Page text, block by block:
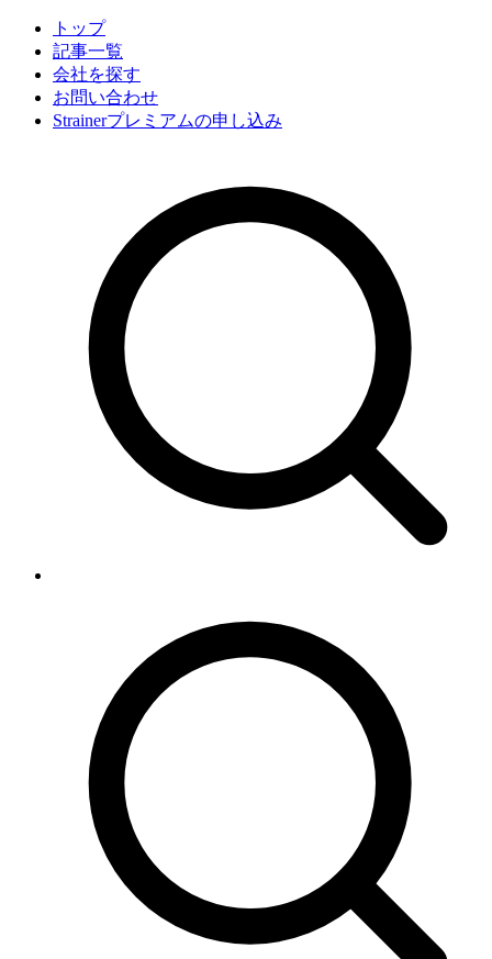
トップ
記事一覧
会社を探す
お問い合わせ
Strainerプレミアムの申し込み